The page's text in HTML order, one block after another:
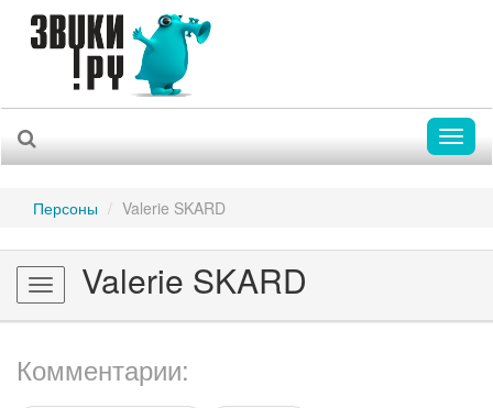
Персоны Valerie SKARD
Toggle
navigation
Valerie SKARD
Комментарии: